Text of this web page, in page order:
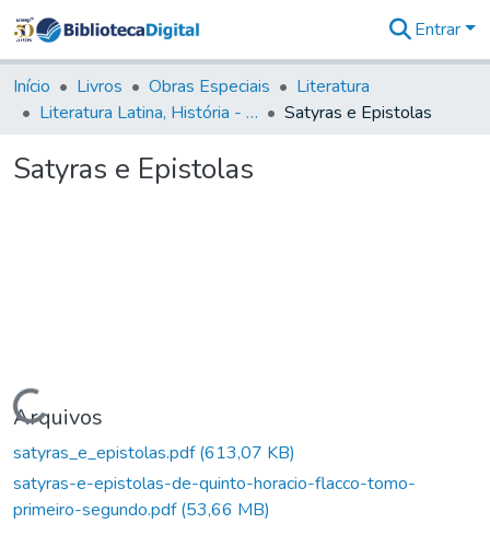
&
Coleções
Tudo na
Digital
Entrar
Início Livros Obras Especiais
Literatura
Literatura Latina, História - LLH
Satyras e Epistolas
Satyras e Epistolas
Carregando...
Arquivos
satyras_e_epistolas.pdf(613,07 KB)
satyras-e-epistolas-de-quinto-horacio-flacco-tomo-
primeiro-segundo.pdf(53,66 MB)